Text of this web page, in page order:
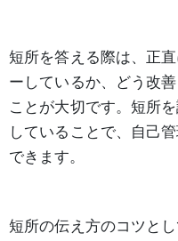
短所を答える際は、正
ーしているか、どう改
ことが大切です。短所
していることで、自己
できます。
短所の伝え方のコツと